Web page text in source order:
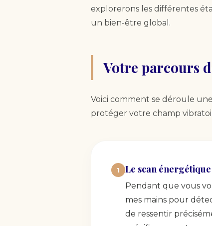
explorerons les différentes
un bien-être global.
Votre parcours
Voici comment se déroule
protéger votre champ
1 Le scan énergétique
Pendant que vous
mes mains pour
de ressentir